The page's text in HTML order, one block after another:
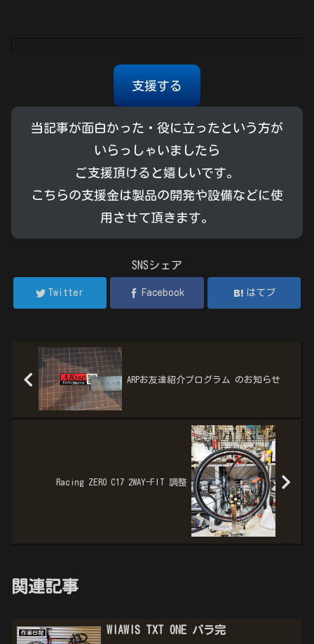
支援する
当記事が面白かった・役に立ったという方が
いらっしゃいましたら
ご支援頂けると嬉しいです。
こちらの支援金は製品の開発や設備などに使
用させて頂きます。
SNSシェア
Twitter Facebook はてブ
ARPお友達紹介プログラム のお知らせ
Racing ZERO C17 2WAY-FIT 調整
関連記事
作業日報 WIAWIS TXT ONE バラ完